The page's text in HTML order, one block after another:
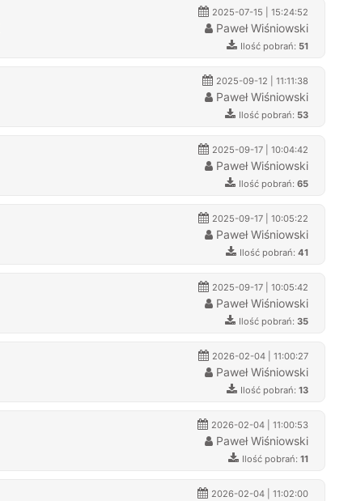
2025-07-15 | 15:24:52
Paweł Wiśniowski
Ilość pobrań: 51
2025-09-12 | 11:11:38
Paweł Wiśniowski
Ilość pobrań: 53
2025-09-17 | 10:04:42
Paweł Wiśniowski
Ilość pobrań: 65
2025-09-17 | 10:05:22
Paweł Wiśniowski
Ilość pobrań: 41
2025-09-17 | 10:05:42
Paweł Wiśniowski
Ilość pobrań: 35
2026-02-04 | 11:00:27
Paweł Wiśniowski
Ilość pobrań: 13
2026-02-04 | 11:00:53
Paweł Wiśniowski
Ilość pobrań: 11
2026-02-04 | 11:02:00